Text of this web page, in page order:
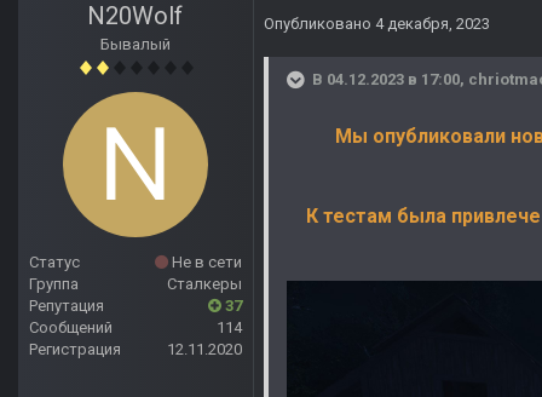
N20Wolf
Бывалый
Статус
Не в сети
Группа
Сталкеры
Репутация
37
Сообщений
114
Регистрация
12.11.2020
Опубликовано 4 декабря, 2023
В 04.12.2023 в 17:00,
Мы опубликовали
К тестам была